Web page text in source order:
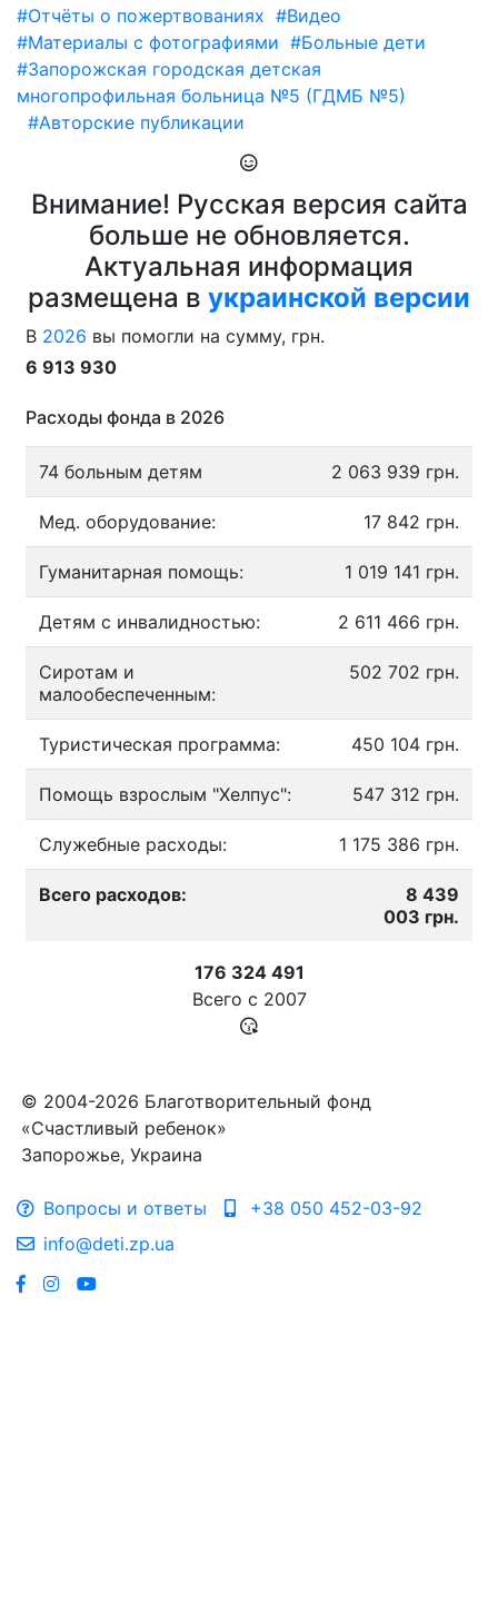
#Отчёты о пожертвованиях #Видео
#Материалы с фотографиями #Больные дети
#Запорожская городская детская
многопрофильная больница №5 (ГДМБ №5)
#Авторские публикации
Внимание! Русская версия сайта
больше не обновляется.
Актуальная информация
размещена в украинской версии
В 2026 вы помогли на сумму, грн.
6 913 930
Расходы фонда в 2026
74 больным детям 2 063 939 грн.
Мед. оборудование: 17 842 грн.
Гуманитарная помощь: 1 019 141 грн.
Детям с инвалидностью: 2 611 466 грн.
Сиротам и
малообеспеченным:
502 702 грн.
Туристическая программа: 450 104 грн.
Помощь взрослым "Хелпус": 547 312 грн.
Служебные расходы: 1 175 386 грн.
Всего расходов:
8 439
003 грн.
176 324 491
Всего с 2007
© 2004-2026 Благотворительный фонд
«Счастливый ребенок»
Запорожье, Украина
Вопросы и ответы
+38 050 452-03-92
info@deti.zp.ua